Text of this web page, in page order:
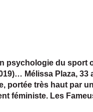
psychologie du sport
Mélissa Plaza, 33
très haut par
féministe. Les